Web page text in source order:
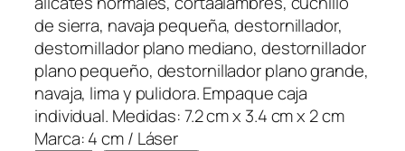
de sierra, navaja pequeña, destornillador,
destornillador plano mediano, destornillador
plano pequeño, destornillador plano grande,
navaja, lima y pulidora. Empaque caja
individual. Medidas: 7.2 cm x 3.4 cm x 2 cm
Marca: 4 cm / Láser